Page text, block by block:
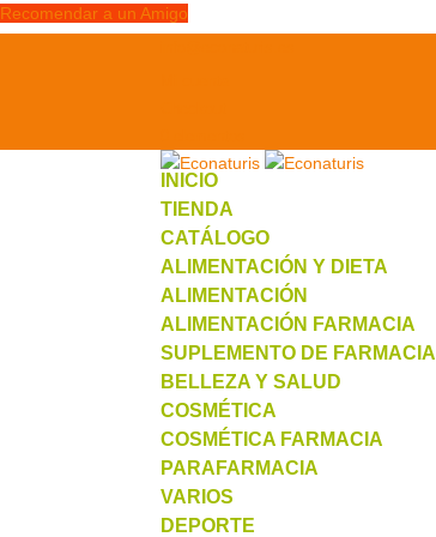
Recomendar a un Amigo
INICIO
TIENDA
CATÁLOGO
ALIMENTACIÓN Y DIETA
ALIMENTACIÓN
ALIMENTACIÓN FARMACIA
SUPLEMENTO DE FARMACIA
BELLEZA Y SALUD
COSMÉTICA
COSMÉTICA FARMACIA
PARAFARMACIA
VARIOS
DEPORTE